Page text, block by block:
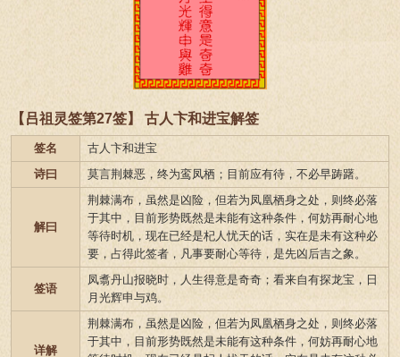
【吕祖灵签第27签】 古人卞和进宝解签
签名
古人卞和进宝
诗曰
莫言荆棘恶，终为鸾凤栖；目前应有待，不必早踌躇。
解曰
荆棘满布，虽然是凶险，但若为凤凰栖身之处，则终必落
于其中，目前形势既然是未能有这种条件，何妨再耐心地
等待时机，现在已经是杞人忧天的话，实在是未有这种必
要，占得此签者，凡事要耐心等待，是先凶后吉之象。
签语
凤翥丹山报晓时，人生得意是奇奇；看来自有探龙宝，日
月光辉申与鸡。
详解
荆棘满布，虽然是凶险，但若为凤凰栖身之处，则终必落
于其中，目前形势既然是未能有这种条件，何妨再耐心地